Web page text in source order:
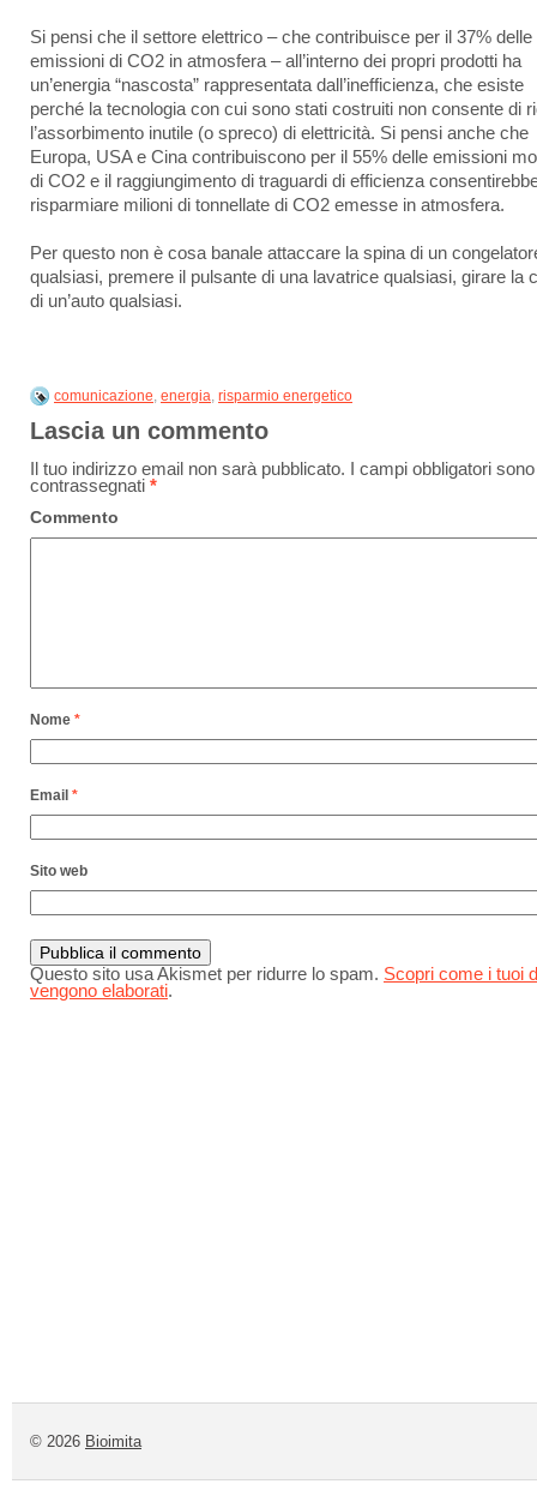
Si pensi che il settore elettrico – che contribuisce per il 37% delle
emissioni di CO2 in atmosfera – all’interno dei propri prodotti ha
un’energia “nascosta” rappresentata dall’inefficienza, che esiste
perché la tecnologia con cui sono stati costruiti non consente di
l’assorbimento inutile (o spreco) di elettricità. Si pensi anche che
Europa, USA e Cina contribuiscono per il 55% delle emissioni
di CO2 e il raggiungimento di traguardi di efficienza
risparmiare milioni di tonnellate di CO2 emesse in atmosfera.
Per questo non è cosa banale attaccare la spina di un
qualsiasi, premere il pulsante di una lavatrice qualsiasi, girare la
di un’auto qualsiasi.
comunicazione, energia, risparmio energetico
Lascia un commento
Il tuo indirizzo email non sarà pubblicato. I campi obbligatori sono
contrassegnati *
Commento
Nome *
Email *
Sito web
Questo sito usa Akismet per ridurre lo spam. Scopri come i tuoi
vengono elaborati.
© 2026 Bioimita